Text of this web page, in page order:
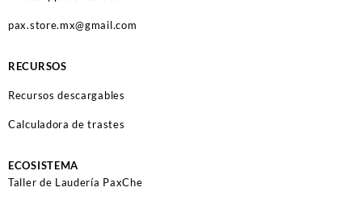
pax.store.mx@gmail.com
RECURSOS
Recursos descargables
Calculadora de trastes
ECOSISTEMA
Taller de Laudería PaxChe